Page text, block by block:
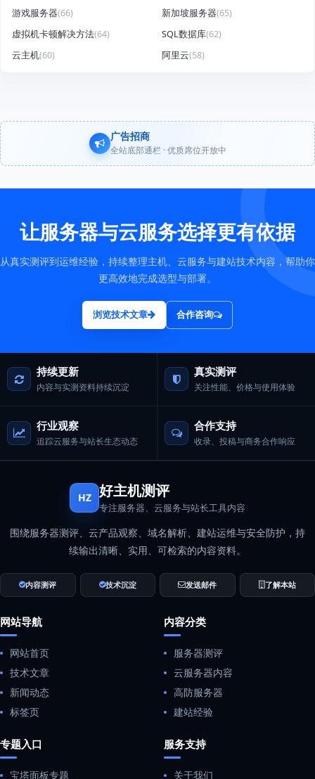
游戏服务器(66) 新加坡服务器(65)
虚拟机卡顿解决方法(64) SQL数据库(62)
云主机(60) 阿里云(58)
广告招商
全站底部通栏 · 优质席位开放中
让服务器与云服务选择更有依据
从真实测评到运维经验，持续整理主机、云服务与建站技术内容，帮助你
更高效地完成选型与部署。
浏览技术文章 合作咨询
持续更新
内容与实测资料持续沉淀
真实测评
关注性能、价格与使用体验
行业观察
追踪云服务与站长生态动态
合作支持
收录、投稿与商务合作响应
HZ 好主机测评
专注服务器、云服务与站长工具内容
围绕服务器测评、云产品观察、域名解析、建站运维与安全防护，持
续输出清晰、实用、可检索的内容资料。
内容测评 技术沉淀 发送邮件 了解本站
网站导航
网站首页
技术文章
新闻动态
标签页
内容分类
服务器测评
云服务器内容
高防服务器
建站经验
专题入口
宝塔面板专题
服务支持
关于我们